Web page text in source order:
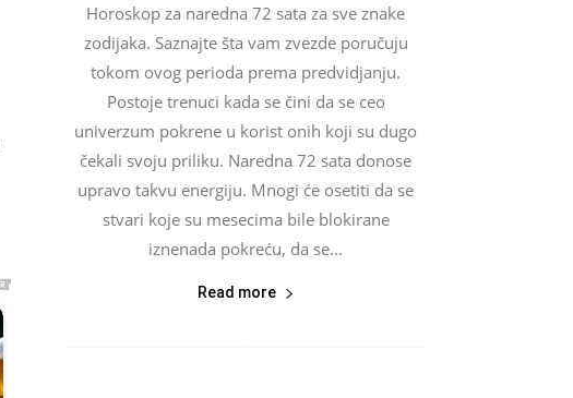
Horoskop za naredna 72 sata za sve znake
zodijaka. Saznajte šta vam zvezde poručuju
tokom ovog perioda prema predvidjanju.
Postoje trenuci kada se čini da se ceo
univerzum pokrene u korist onih koji su dugo
čekali svoju priliku. Naredna 72 sata donose
upravo takvu energiju. Mnogi će osetiti da se
stvari koje su mesecima bile blokirane
iznenada pokreću, da se...
Read more